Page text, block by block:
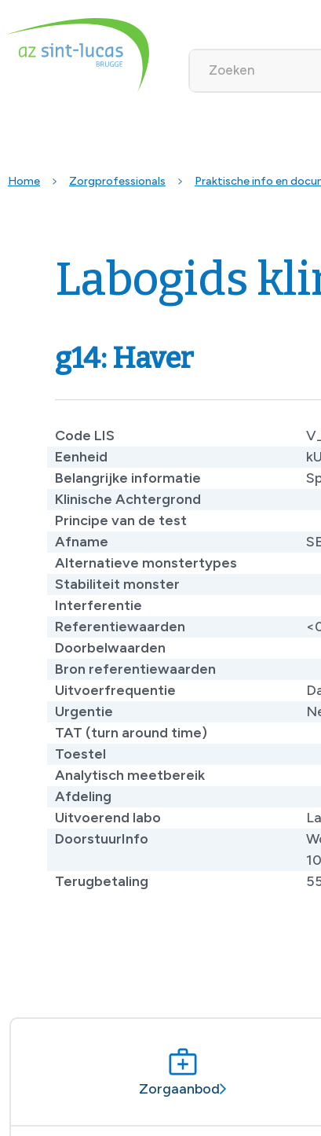
Home Zorgprofessionals Praktische info en
Labogids
g14: Haver
Code LIS
Eenheid
Belangrijke informatie
Klinische Achtergrond
Principe van de test
Afname
Alternatieve monstertypes
Stabiliteit monster
Interferentie
Referentiewaarden
Doorbelwaarden
Bron referentiewaarden
Uitvoerfrequentie
Urgentie
TAT (turn around time)
Toestel
Analytisch meetbereik
Afdeling
Uitvoerend labo
DoorstuurInfo
Terugbetaling
Zorgaanbod